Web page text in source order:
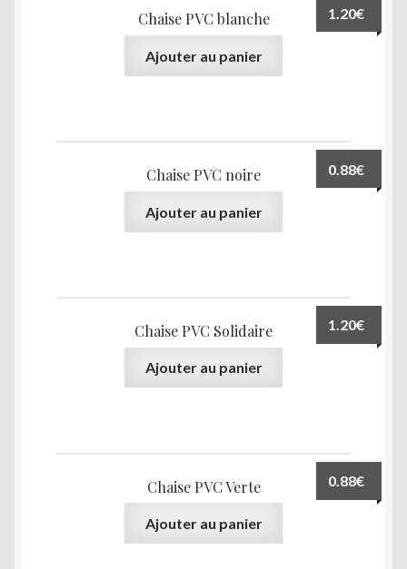
Chaise PVC blanche 1.20€
Ajouter au panier
Chaise PVC noire 0.88€
Ajouter au panier
Chaise PVC Solidaire 1.20€
Ajouter au panier
Chaise PVC Verte 0.88€
Ajouter au panier